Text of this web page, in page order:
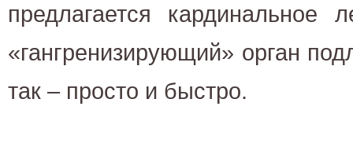
предлагается кардинальное
«гангренизирующий» орган
так – просто и быстро.